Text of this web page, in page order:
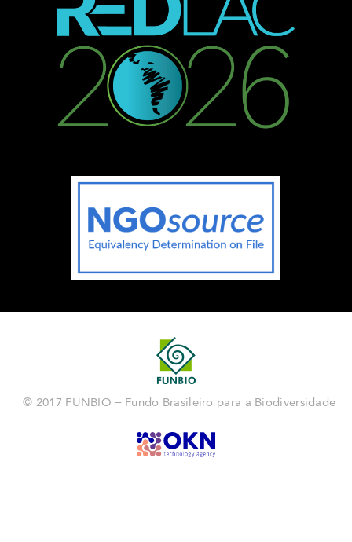
© 2017 FUNBIO – Fundo Brasileiro para a Biodiversidade